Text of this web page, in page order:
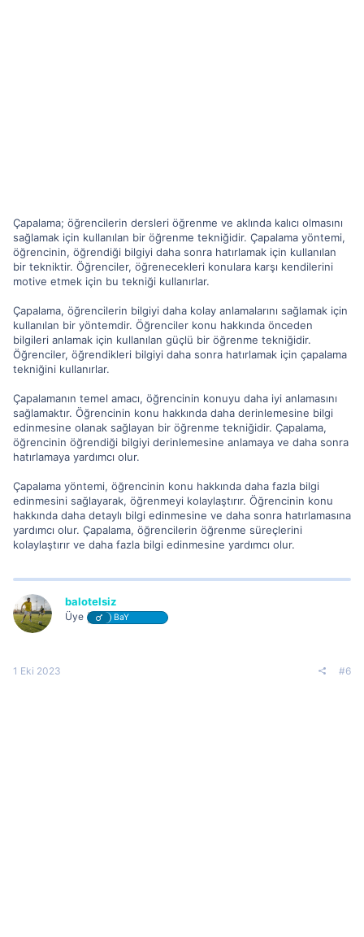
Çapalama; öğrencilerin dersleri öğrenme ve aklında kalıcı olmasını
sağlamak için kullanılan bir öğrenme tekniğidir. Çapalama yöntemi,
öğrencinin, öğrendiği bilgiyi daha sonra hatırlamak için kullanılan
bir tekniktir. Öğrenciler, öğrenecekleri konulara karşı kendilerini
motive etmek için bu tekniği kullanırlar.
Çapalama, öğrencilerin bilgiyi daha kolay anlamalarını sağlamak için
kullanılan bir yöntemdir. Öğrenciler konu hakkında önceden
bilgileri anlamak için kullanılan güçlü bir öğrenme tekniğidir.
Öğrenciler, öğrendikleri bilgiyi daha sonra hatırlamak için çapalama
tekniğini kullanırlar.
Çapalamanın temel amacı, öğrencinin konuyu daha iyi anlamasını
sağlamaktır. Öğrencinin konu hakkında daha derinlemesine bilgi
edinmesine olanak sağlayan bir öğrenme tekniğidir. Çapalama,
öğrencinin öğrendiği bilgiyi derinlemesine anlamaya ve daha sonra
hatırlamaya yardımcı olur.
Çapalama yöntemi, öğrencinin konu hakkında daha fazla bilgi
edinmesini sağlayarak, öğrenmeyi kolaylaştırır. Öğrencinin konu
hakkında daha detaylı bilgi edinmesine ve daha sonra hatırlamasına
yardımcı olur. Çapalama, öğrencilerin öğrenme süreçlerini
kolaylaştırır ve daha fazla bilgi edinmesine yardımcı olur.
balotelsiz
Üye BaY
1 Eki 2023 #6